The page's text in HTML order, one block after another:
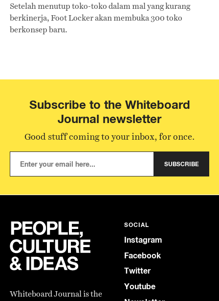
Setelah menutup toko-toko dalam mal yang kurang
berkinerja, Foot Locker akan membuka 300 toko
berkonsep baru.
Subscribe to the Whiteboard
Journal newsletter
Good stuff coming to your inbox, for once.
SUBSCRIBE
Whiteboard Journal is the
SOCIAL
Instagram
Facebook
Twitter
Youtube